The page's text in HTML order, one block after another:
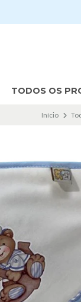
TODOS OS
Início